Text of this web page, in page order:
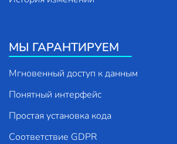
МЫ ГАРАНТИРУЕМ
Мгновенный доступ к данным
Понятный интерфейс
Простая установка кода
Соответствие GDPR